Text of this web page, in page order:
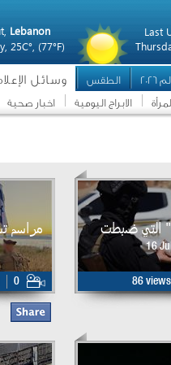
Last
Lebanon
25C°, (77°F)
الطقس وسائل
الابراج اليومية اخبار صحية
التي ضبطت
16
86 views
مراسم
0